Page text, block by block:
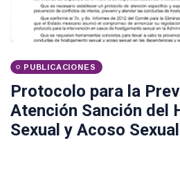
PUBLICACIONES
Protocolo para la
Atención Sanción del
Sexual y Acoso Sexual